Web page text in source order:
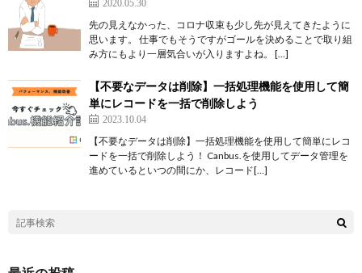
2020.05.30
先の見えなかった、コロナ収束も少し先が見えてきたように
思います。 仕事でもそうですがゴールを決めることで取り組
み方にもより一層気合いが入りますよね。 […]
【不要なデータは削除】一括処理機能を使用して簡
単にレコードを一括で削除しよう
2023.10.04
【不要なデータは削除】一括処理機能を使用して簡単にレコ
ードを一括で削除しよう！ Canbus.を使用してデータ管理を
進めているといつの間にか、レコード[…]